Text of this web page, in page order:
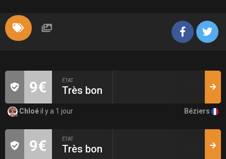
9€ ÉTAT
Très bon
Chloéil y a 1 jour Béziers
9€ ÉTAT
Très bon